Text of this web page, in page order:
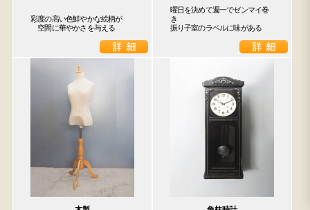
彩度の高い色鮮やかな絵柄が
空間に華やかさを与える
曜日を決めて週一でゼンマイ巻
き
振り子室のラベルに味がある